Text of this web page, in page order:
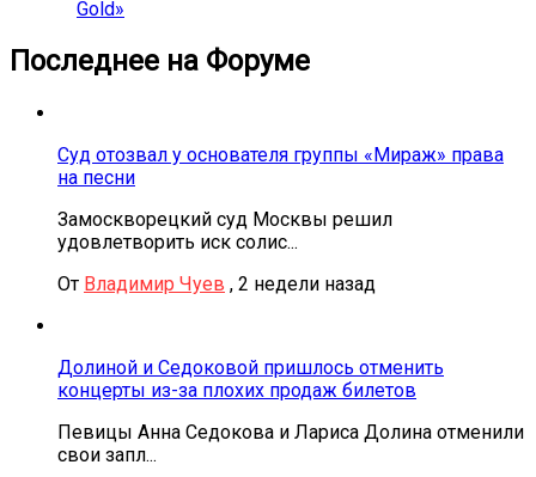
Gold»
Последнее на Форуме
Суд отозвал у основателя группы «Мираж» права
на песни
Замоскворецкий суд Москвы решил
удовлетворить иск солис...
От Владимир Чуев , 2 недели назад
Долиной и Седоковой пришлось отменить
концерты из-за плохих продаж билетов
Певицы Анна Седокова и Лариса Долина отменили
свои запл...